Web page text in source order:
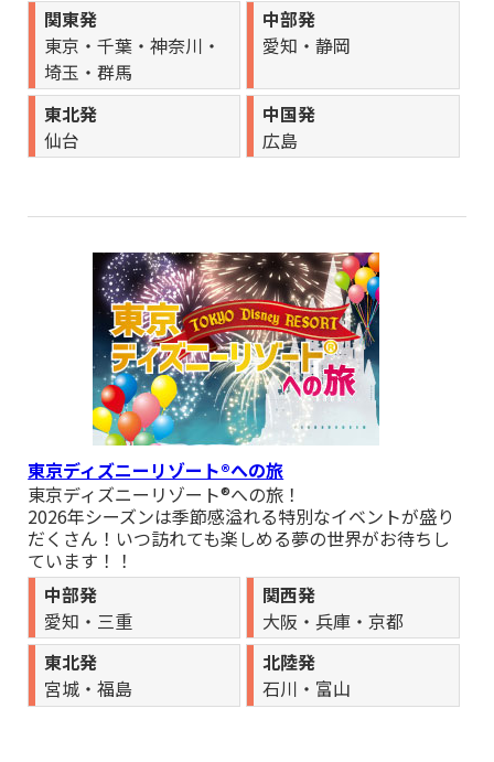
■8月08日出発 関東発 国内おすすめバス旅行『【8/8催行決
定】東京発 群馬で社会科見学！3つの工場めぐり＆人気道の駅
「ららん藤岡」』 催行決定しました。
■8月11日,22日出発 関東発 国内おすすめバス旅行『【8/11,22
催行決定】東京発 富士山五合目ドライブ＆桔梗信玄餅詰め放題
＆巨峰狩り』 催行決定しました。
■9月20日出発 関東発 国内おすすめバス旅行『【9月20日 催行
『【8/8,11催行決定】東京発 富士山五合目ドライブ＆天然クー
ラー「鳴沢氷穴」＆巨峰狩り食べ放題』 催行決定しました。
■8月08日,09日,10日,11日,12日,13日,14日,15日,16日,19日,20
日,21日,23日出発 関東発 国内おすすめバス旅行『【全日程催行
決定！】東京発 ひんやり天然クーラー♪神秘的な氷の洞窟「鳴
沢氷穴」探検＆桔梗信玄餅詰め放題＆巨峰狩り食べ放題』 催行
決定しました。
■8月08日,11日,13日出発 関東発 国内おすすめバス旅行
『8/8.11.13.9/26催行決定】西船橋・東京発 日帰り上高地バス
ツアー』 催行決定しました。
■8月15日,22日出発 関東発 国内おすすめバス旅行
『8/8.11.13.9/26催行決定】西船橋・東京発 日帰り上高地バス
ツアー』 催行まであと少し!
■9月26日出発 関東発 国内おすすめバス旅行『8/8.11.13.9/26催
行決定】西船橋・東京発 日帰り上高地バスツアー』 催行決定し
ました。
■8月10日出発 関東発 国内おすすめバス旅行『【8/10催行決
定】東京発 100万本の黄色い絶景「益子ひまわり畑」＆巨大地
下神殿「大谷資料館」』 催行決定しました。
関東発
東京・千葉・神奈川・
埼玉・群馬
中部発
愛知・静岡
東北発
仙台
中国発
広島
東京ディズニーリゾート®への旅
東京ディズニーリゾート®への旅！
2026年シーズンは季節感溢れる特別なイベントが盛り
だくさん！いつ訪れても楽しめる夢の世界がお待ちし
ています！！
中部発
愛知・三重
関西発
大阪・兵庫・京都
東北発
宮城・福島
北陸発
石川・富山